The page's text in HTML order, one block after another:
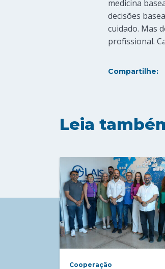
medicina
decisões
cuidado. Mas
profissional.
Compartilhe:
Leia
Cooperação